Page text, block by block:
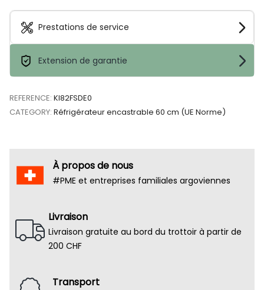
Prestations de service
Extension de garantie
REFERENCE: KI82FSDE0
CATEGORY: Réfrigérateur encastrable 60 cm (UE Norme)
À propos de nous
#PME et entreprises familiales argoviennes
Livraison
Livraison gratuite au bord du trottoir à partir de
200 CHF
Transport